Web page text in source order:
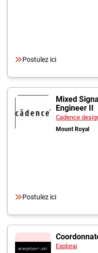
Postulez ici
Mixed
Engineer II
Cadence
Mount Royal
Postulez ici
Explorai